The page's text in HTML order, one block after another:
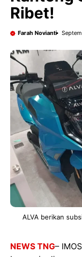
Ribet!
Farah Novianti
ALVA berikan
NEWS TNG–